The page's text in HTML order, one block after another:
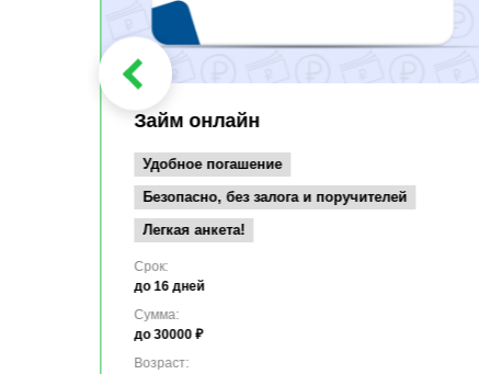
Займ онлайн
Удобное погашение
Безопасно, без залога и поручителей
Легкая анкета!
Срок:
до 16 дней
Сумма:
до 30000 ₽
Возраст: